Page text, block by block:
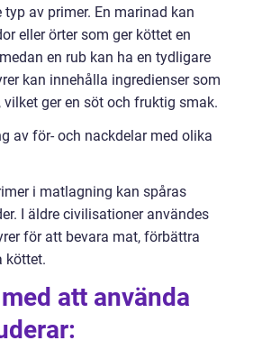
av primer. En marinad kan
eller örter som ger köttet en
en rub kan ha en tydligare
kan innehålla ingredienser som
ger en söt och fruktig smak.
av för- och nackdelar med olika
i matlagning kan spåras
I äldre civilisationer användes
för att bevara mat, förbättra
köttet.
att använda